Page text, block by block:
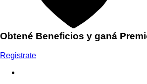
Obtené Beneficios y ganá
Registrate